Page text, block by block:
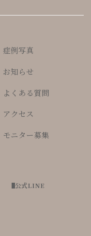
症例写真
お知らせ
よくある質問
アクセス
モニター募集
公式LINE